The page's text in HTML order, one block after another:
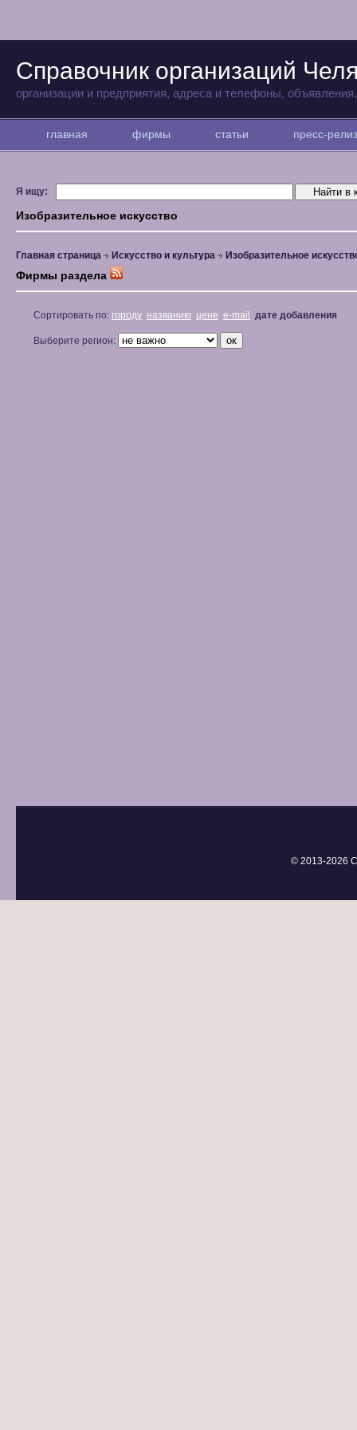
Справочник организаций
организации и предприятия, адреса и телефоны,
главная фирмы статьи пресс-
Я ищу:
Изобразительное искусство
Главная страница Искусство и культура Изобразительное
Фирмы раздела
Сортировать по: городу названию цене e-mail дате добавления
Выберите регион:
© 2013-2026